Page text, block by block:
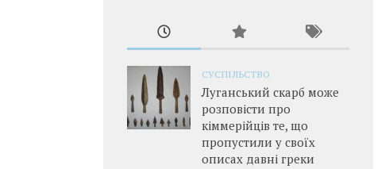
СУСПІЛЬСТВО
Луганський скарб може
розповісти про
кіммерійців те, що
пропустили у своїх
описах давні греки